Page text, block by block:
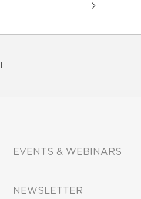
EVENTS & WEBINARS
NEWSLETTER